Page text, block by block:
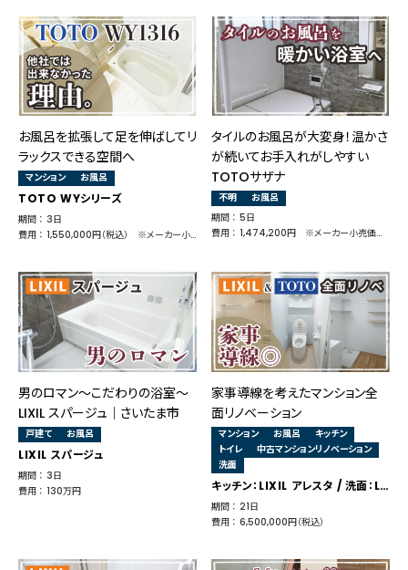
お風呂を拡張して足を伸ばしてリ
ラックスできる空間へ
マンション お風呂
TOTO WYシリーズ
期間 ： 3日
費用 ： 1,550,000円（税込） ※メーカー小売価格 1,925,055円
タイルのお風呂が大変身！温かさ
が続いてお手入れがしやすい
TOTOサザナ
不明
お風呂
期間 ： 5日
費用 ： 1,474,200円 ※メーカー小売価格 1,067,148円
男のロマン～こだわりの浴室～
LIXIL スパージュ｜さいたま市
戸建て お風呂
LIXIL スパージュ
期間 ： 3日
費用 ： 130万円
家事導線を考えたマンション全
面リノベーション
マンション お風呂
キッチン
トイレ
中古マンションリノベーション
洗面
キッチン：LIXIL アレスタ / 洗面：LIXIL ピアラ / 浴室：TOTO WG / トイレ：TOTO ネオレスト
期間 ： 21日
費用 ： 6,500,000円（税込）